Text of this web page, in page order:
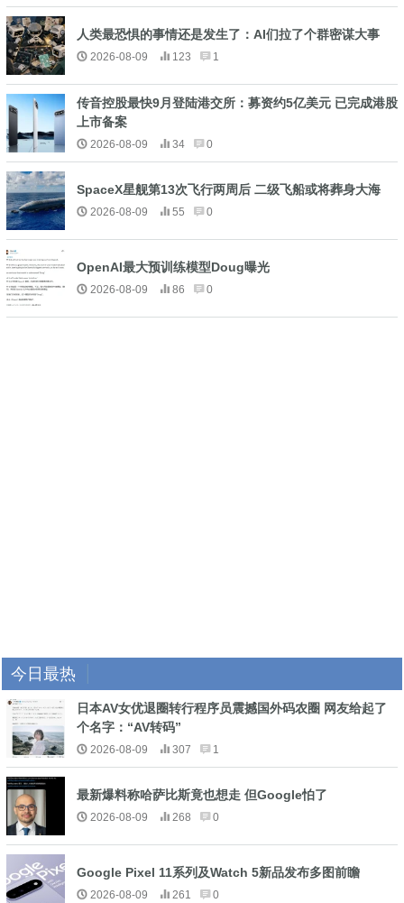
人类最恐惧的事情还是发生了：AI们拉了个群密谋大事
2026-08-09 123 1
传音控股最快9月登陆港交所：募资约5亿美元 已完成港股
上市备案
2026-08-09 34 0
SpaceX星舰第13次飞行两周后 二级飞船或将葬身大海
2026-08-09 55 0
OpenAI最大预训练模型Doug曝光
2026-08-09 86 0
今日最热
日本AV女优退圈转行程序员震撼国外码农圈 网友给起了
个名字：“AV转码”
2026-08-09 307 1
最新爆料称哈萨比斯竟也想走 但Google怕了
2026-08-09 268 0
Google Pixel 11系列及Watch 5新品发布多图前瞻
2026-08-09 261 0